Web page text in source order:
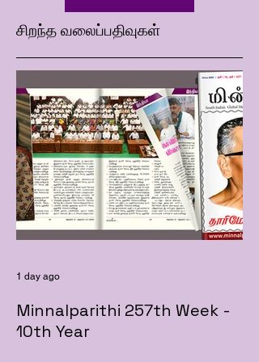
சிறந்த வலைப்பதிவுகள்
Minnalparithi 257th Week -
10th Year
1 day ago